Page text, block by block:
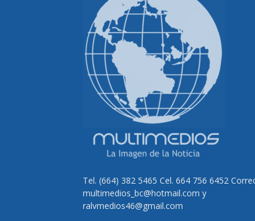
Tel. (664) 382 5465 Cel. 664 756 6452
multimedios_bc@hotmail.com y
ralvmedios46@gmail.com